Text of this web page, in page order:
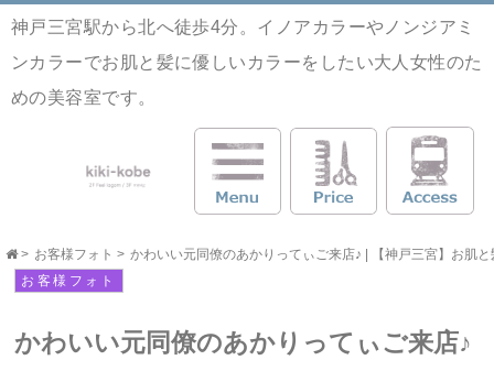
神戸三宮駅から北へ徒歩4分。イノアカラーやノンジアミ
ンカラーでお肌と髪に優しいカラーをしたい大人女性のた
めの美容室です。
> お客様フォト > かわいい元同僚のあかりってぃご来店♪ | 【神戸三宮】お肌
お客様フォト
かわいい元同僚のあかりってぃご来店♪